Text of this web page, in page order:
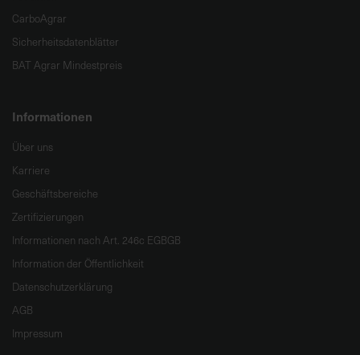
CarboAgrar
Sicherheitsdatenblätter
BAT Agrar Mindestpreis
Informationen
Über uns
Karriere
Geschäftsbereiche
Zertifizierungen
Informationen nach Art. 246c EGBGB
Information der Öffentlichkeit
Datenschutzerklärung
AGB
Impressum